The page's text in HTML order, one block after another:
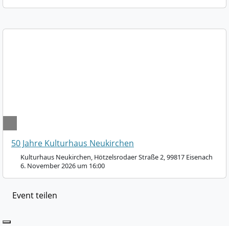
50 Jahre Kulturhaus Neukirchen
Kulturhaus Neukirchen, Hötzelsrodaer Straße 2, 99817 Eisenach
6. November 2026 um 16:00
Event teilen